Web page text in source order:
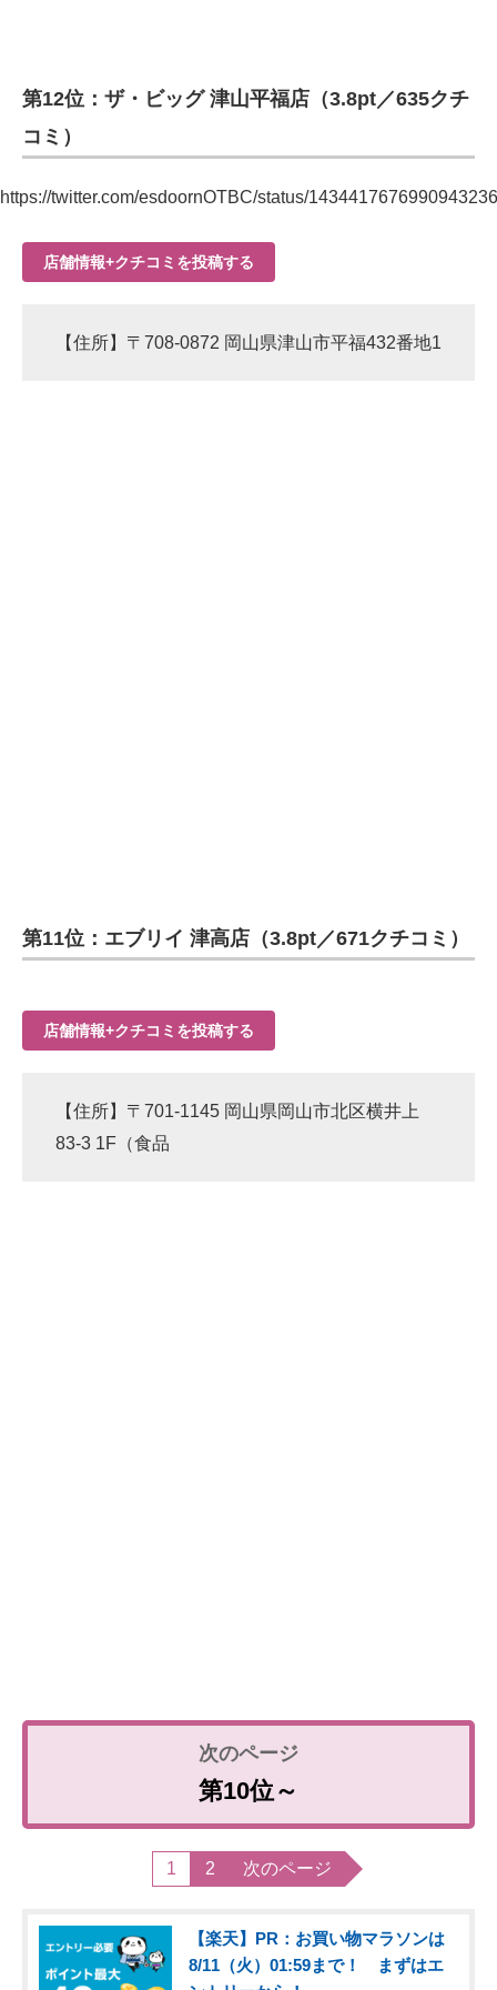
第12位：ザ・ビッグ 津山平福店（3.8pt／635クチ
コミ）
https://twitter.com/esdoornOTBC/status/1434417676990943236
店舗情報+クチコミを投稿する
【住所】〒708-0872 岡山県津山市平福432番地1
第11位：エブリイ 津高店（3.8pt／671クチコミ）
店舗情報+クチコミを投稿する
【住所】〒701-1145 岡山県岡山市北区横井上
83-3 1F（食品
第10位～
1 2 次のページ
【楽天】PR：お買い物マラソンは
8/11（火）01:59まで！ まずはエ